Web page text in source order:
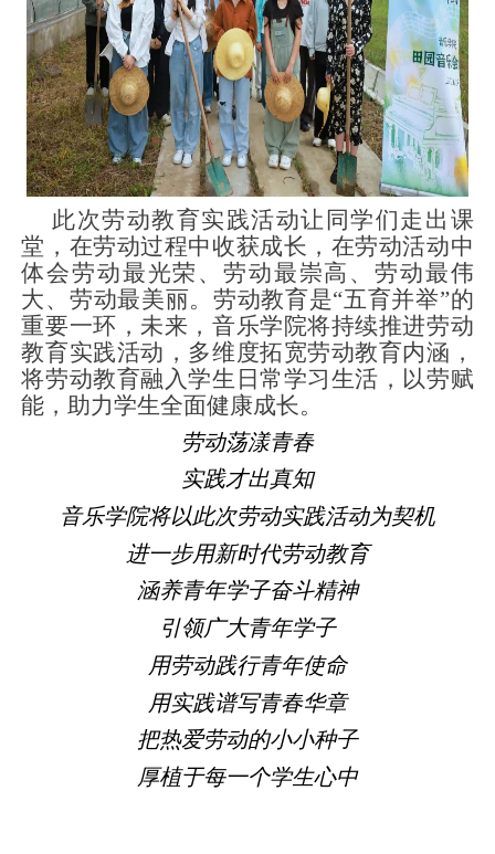
此次劳动教育实践活动让同学们走出课
堂，在劳动过程中收获成长，在劳动活动中
体会劳动最光荣、劳动最崇高、劳动最伟
大、劳动最美丽。劳动教育是“五育并举”的
重要一环，未来，音乐学院将持续推进劳动
教育实践活动，多维度拓宽劳动教育内涵，
将劳动教育融入学生日常学习生活，以劳赋
能，助力学生全面健康成长。
劳动荡漾青春
实践才出真知
音乐学院将以此次劳动实践活动为契机
进一步用新时代劳动教育
涵养青年学子奋斗精神
引领广大青年学子
用劳动践行青年使命
用实践谱写青春华章
把热爱劳动的小小种子
厚植于每一个学生心中